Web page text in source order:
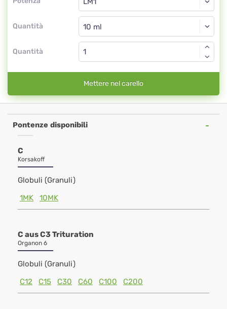
Quantità
Gocce
Quantità
Mettere nel carello
Pontenze disponibili
C
Korsakoff
Globuli (Granuli)
1MK
10MK
C aus C3 Trituration
Organon 6
Globuli (Granuli)
C12
C15 C30 C60 C100 C200